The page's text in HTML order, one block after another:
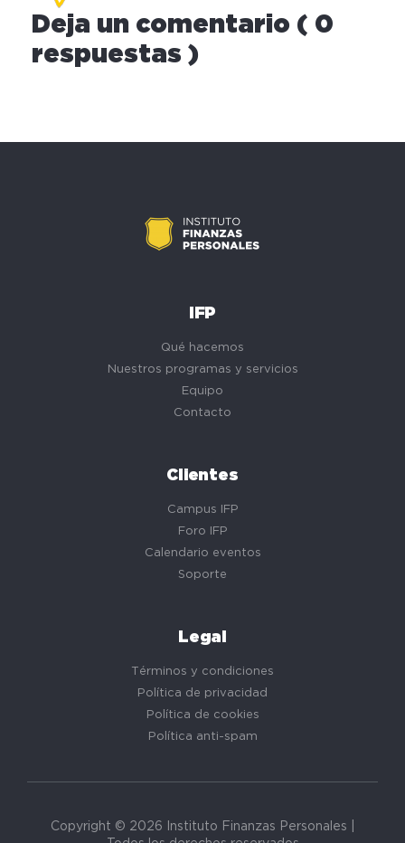
Deja un comentario ( 0
respuestas )
IFP
Qué hacemos
Nuestros programas y servicios
Equipo
Contacto
Clientes
Campus IFP
Foro IFP
Calendario eventos
Soporte
Legal
Términos y condiciones
Política de privacidad
Política de cookies
Política anti-spam
Copyright © 2026 Instituto Finanzas Personales |